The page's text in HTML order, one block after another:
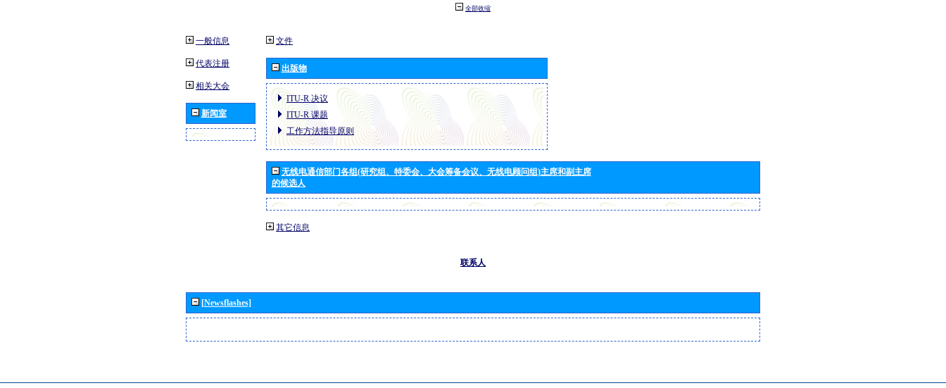
全部收缩
一般信息
代表注册
相关大会
新闻室
文件
出版物
ITU-R 决议
ITU-R 课题
工作方法指导原则
无线电通信部门各组(研究组、特委会、大会筹备会议、无线电顾问组)主席和副主席
的候选人
其它信息
联系人
[Newsflashes]